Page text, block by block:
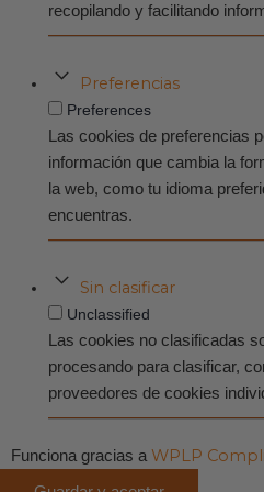
recopilando y facilitando
Preferencias
Preferences
Las cookies de preferencias
información que cambia la
la web, como tu idioma
encuentras.
Sin clasificar
Unclassified
Las cookies no clasificadas
procesando para clasificar,
proveedores de cookies
Funciona gracias aWPLP